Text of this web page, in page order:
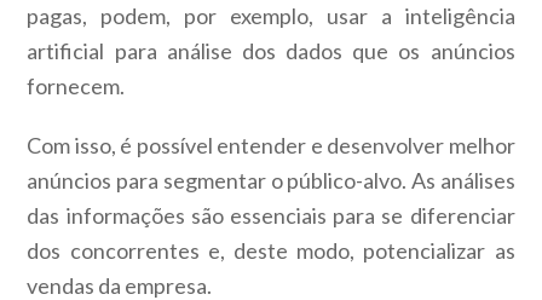
pagas, podem, por exemplo, usar a inteligência
artificial para análise dos dados que os anúncios
fornecem.
Com isso, é possível entender e desenvolver melhor
anúncios para segmentar o público-alvo. As análises
das informações são essenciais para se diferenciar
dos concorrentes e, deste modo, potencializar as
vendas da empresa.